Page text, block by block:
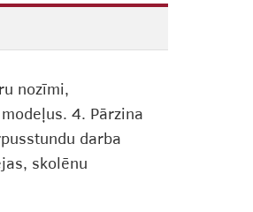
nozīmi,
4. Pārzina
darba
skolēnu